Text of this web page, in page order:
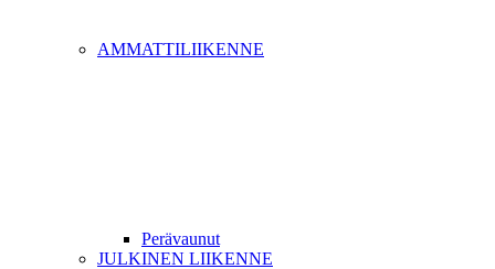
AMMATTILIIKENNE
Perävaunut
JULKINEN LIIKENNE